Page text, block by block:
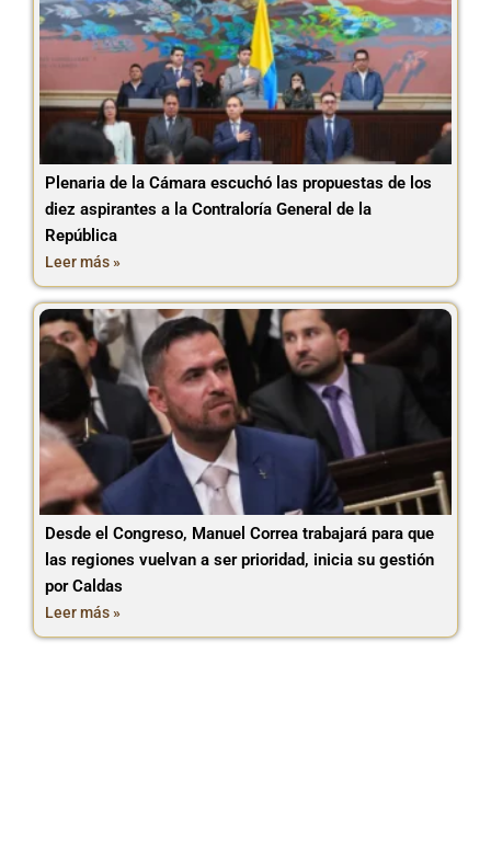
Plenaria de la Cámara escuchó las propuestas de los
diez aspirantes a la Contraloría General de la
República
Leer más »
Desde el Congreso, Manuel Correa trabajará para que
las regiones vuelvan a ser prioridad, inicia su gestión
por Caldas
Leer más »